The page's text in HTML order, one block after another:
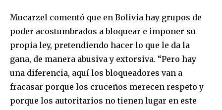
Mucarzel comentó que en Bolivia hay grupos de
poder acostumbrados a bloquear e imponer su
propia ley, pretendiendo hacer lo que le da la
gana, de manera abusiva y extorsiva. “Pero hay
una diferencia, aquí los bloqueadores van a
fracasar porque los cruceños merecen respeto y
porque los autoritarios no tienen lugar en este